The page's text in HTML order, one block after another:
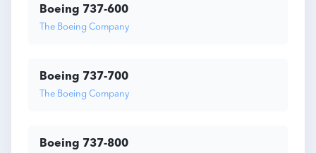
Boeing 737-600
The Boeing Company
Boeing 737-700
The Boeing Company
Boeing 737-800